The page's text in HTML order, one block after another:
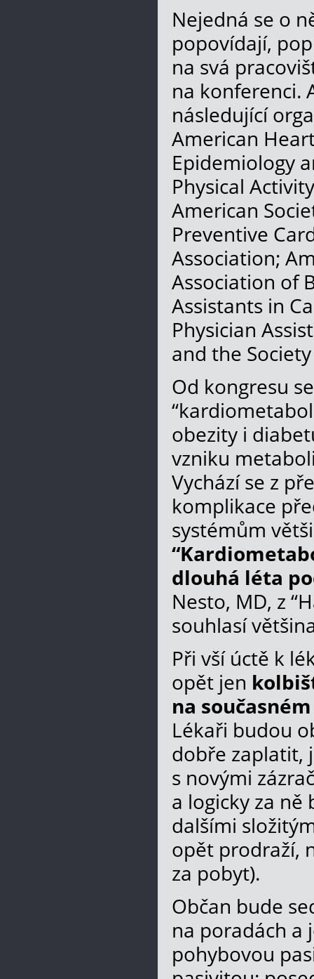
Nejedná se o
popovídají,
na svá
na konferenci.
následující
American
Epidemiology
Physical
American
Preventive
Association;
Association of
Assistants in
Physician
and the
Od kongresu
obezity i
vzniku
Vychází se z
komplikace
systémům
dlouhá léta
Nesto, MD, z
souhlasí
Při vší úctě k
opět jen
na
Lékaři budou
dobře zaplatit,
s novými
a logicky za ně
dalšími
opět prodraží,
za pobyt).
Občan bude
na poradách a
pohybovou